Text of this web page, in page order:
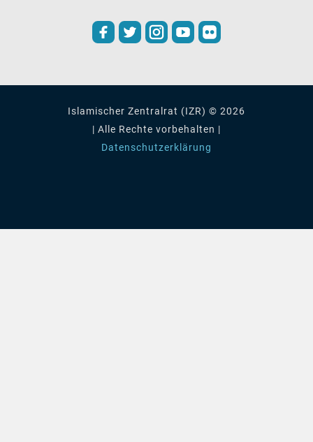
Islamischer Zentralrat (IZR) © 2026
| Alle Rechte vorbehalten |
Datenschutzerklärung